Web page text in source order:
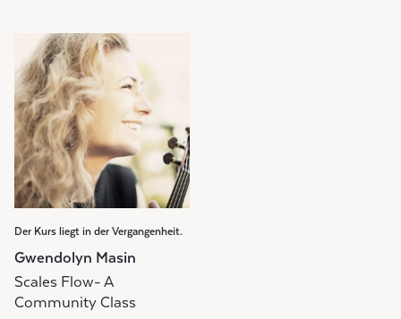
Der Kurs liegt in der Vergangenheit.
Gwendolyn Masin
Scales Flow- A
Community Class